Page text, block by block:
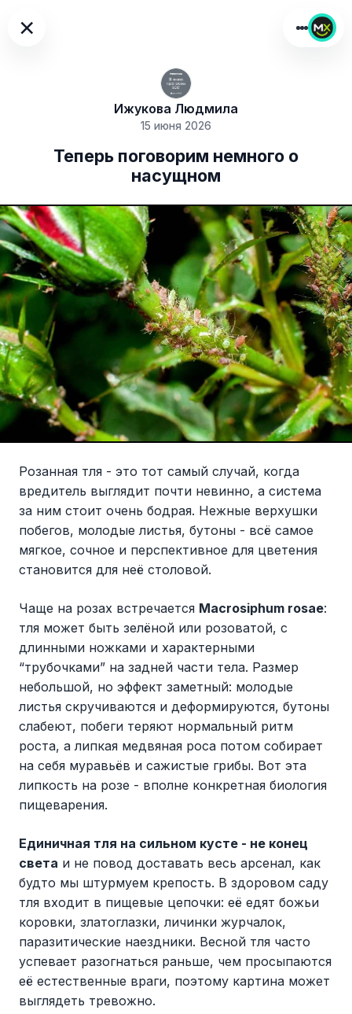
×
Ижукова Людмила
15 июня 2026
Теперь поговорим немного о
насущном
Розанная тля - это тот самый случай, когда
вредитель выглядит почти невинно, а система
за ним стоит очень бодрая. Нежные верхушки
побегов, молодые листья, бутоны - всё самое
мягкое, сочное и перспективное для цветения
становится для неё столовой.
Чаще на розах встречается Macrosiphum rosae:
тля может быть зелёной или розоватой, с
длинными ножками и характерными
“трубочками” на задней части тела. Размер
небольшой, но эффект заметный: молодые
листья скручиваются и деформируются, бутоны
слабеют, побеги теряют нормальный ритм
роста, а липкая медвяная роса потом собирает
на себя муравьёв и сажистые грибы. Вот эта
липкость на розе - вполне конкретная биология
пищеварения.
Единичная тля на сильном кусте - не конец
света и не повод доставать весь арсенал, как
будто мы штурмуем крепость. В здоровом саду
тля входит в пищевые цепочки: её едят божьи
коровки, златоглазки, личинки журчалок,
паразитические наездники. Весной тля часто
успевает разогнаться раньше, чем просыпаются
её естественные враги, поэтому картина может
выглядеть тревожно.